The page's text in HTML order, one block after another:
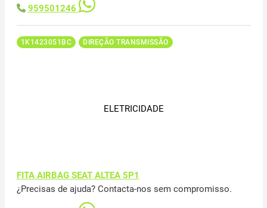
959501246
1K1423051BC DIREÇÃO TRANSMISSÃO
ELETRICIDADE
FITA AIRBAG SEAT ALTEA 5P1
¿Precisas de ajuda? Contacta-nos sem compromisso.